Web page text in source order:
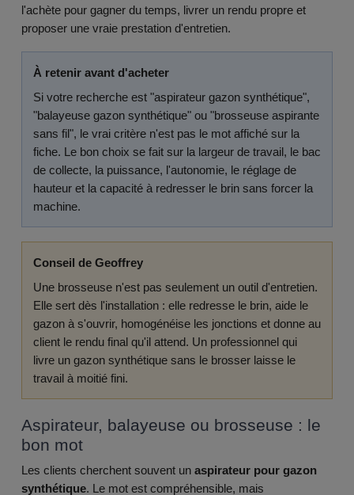
l'achète pour gagner du temps, livrer un rendu propre et
proposer une vraie prestation d'entretien.
À retenir avant d'acheter
Si votre recherche est "aspirateur gazon synthétique",
"balayeuse gazon synthétique" ou "brosseuse aspirante
sans fil", le vrai critère n'est pas le mot affiché sur la
fiche. Le bon choix se fait sur la largeur de travail, le bac
de collecte, la puissance, l'autonomie, le réglage de
hauteur et la capacité à redresser le brin sans forcer la
machine.
Conseil de Geoffrey
Une brosseuse n'est pas seulement un outil d'entretien.
Elle sert dès l'installation : elle redresse le brin, aide le
gazon à s'ouvrir, homogénéise les jonctions et donne au
client le rendu final qu'il attend. Un professionnel qui
livre un gazon synthétique sans le brosser laisse le
travail à moitié fini.
Aspirateur, balayeuse ou brosseuse : le
bon mot
Les clients cherchent souvent un aspirateur pour gazon
synthétique. Le mot est compréhensible, mais